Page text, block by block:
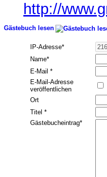
http://
Gästebuch lesen
IP-Adresse*
Name*
E-Mail *
E-Mail-Adresse
veröffentlichen
Ort
Titel *
Gästebucheintrag*